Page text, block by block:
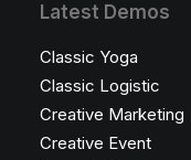
Latest Demos
Classic Yoga
Classic Logistic
Creative Marketing
Creative Event